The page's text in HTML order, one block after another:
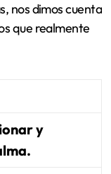
nos dimos cuenta
que realmente
y